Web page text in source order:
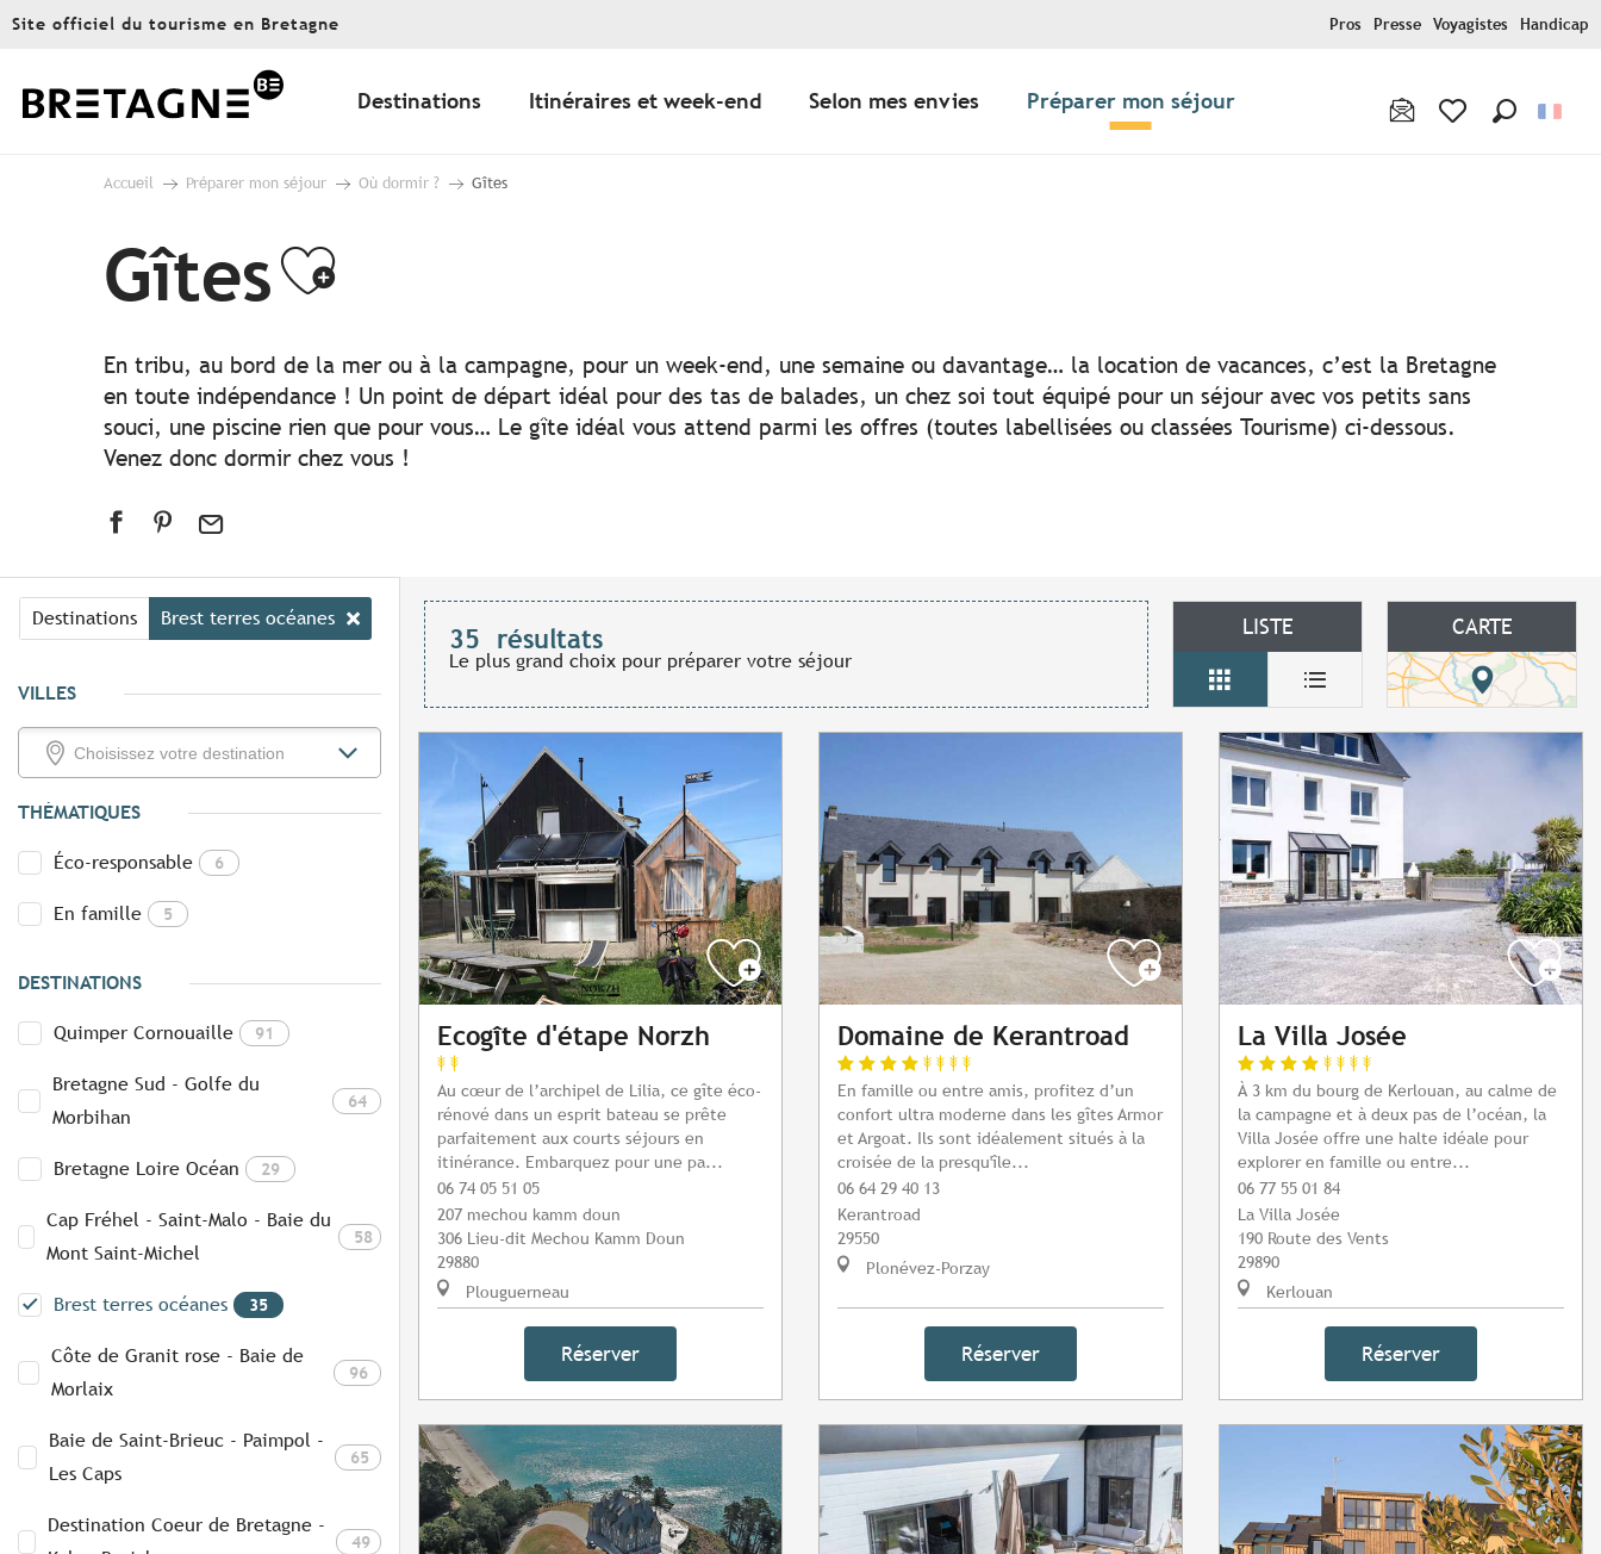
Aller
principal
Site officiel du tourisme en Bretagne Pros Presse Voyagistes Handicap
Destinations Itinéraires et week-end Selon mes envies Préparer mon séjour
Accueil Préparer mon séjour Où dormir ? Gîtes
GîtesAjouter aux favoris
En tribu, au bord de la mer ou à la campagne, pour un week-end, une semaine ou davantage… la location de vacances, c’est la Bretagne
en toute indépendance ! Un point de départ idéal pour des tas de balades, un chez soi tout équipé pour un séjour avec vos petits sans
souci, une piscine rien que pour vous… Le gîte idéal vous attend parmi les offres (toutes labellisées ou classées Tourisme) ci-dessous.
Venez donc dormir chez vous !
Destinations Brest terres océanes
VILLES
THÉMATIQUES
Éco-responsable 6
En famille 5
DESTINATIONS
Quimper Cornouaille 91
Bretagne Sud - Golfe du
Morbihan
64
Bretagne Loire Océan 29
Cap Fréhel - Saint-Malo - Baie du
Mont Saint-Michel
58
Brest terres océanes 35
Côte de Granit rose - Baie de
Morlaix
96
Baie de Saint-Brieuc - Paimpol -
Les Caps
65
Destination Coeur de Bretagne -
49
35 résultats
Le plus grand choix pour préparer votre séjour
LISTE CARTE
Ecogîte d'étape Norzh
Au cœur de l’archipel de Lilia, ce gîte éco-
rénové dans un esprit bateau se prête
parfaitement aux courts séjours en
itinérance. Embarquez pour une pa...
06 74 05 51 05
207 mechou kamm doun
306 Lieu-dit Mechou Kamm Doun
29880
Plouguerneau
Réserver
Domaine de Kerantroad
En famille ou entre amis, profitez d’un
confort ultra moderne dans les gîtes Armor
et Argoat. Ils sont idéalement situés à la
croisée de la presqu'île...
06 64 29 40 13
Kerantroad
29550
Plonévez-Porzay
Réserver
La Villa Josée
À 3 km du bourg de Kerlouan, au calme de
la campagne et à deux pas de l’océan, la
Villa Josée offre une halte idéale pour
explorer en famille ou entre...
06 77 55 01 84
La Villa Josée
190 Route des Vents
29890
Kerlouan
Réserver